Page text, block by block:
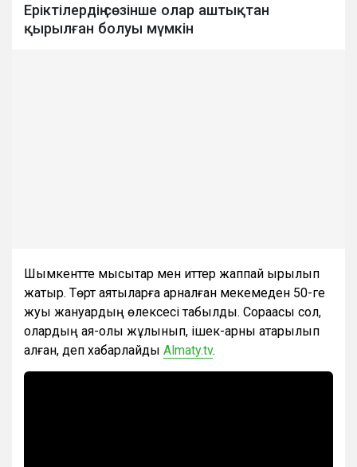
Еріктілердің сөзінше олар аштықтан
қырылған болуы мүмкін
Шымкентте мысықтар мен иттер жаппай қырылып
жатыр. Төрт аяқтыларға арналған мекемеден 50-ге
жуық жануардың өлексесі табылды. Сорақасы сол,
олардың аяқ-қолы жұлынып, ішек-қарны ақтарылып
қалған, деп хабарлайды Almaty.tv.